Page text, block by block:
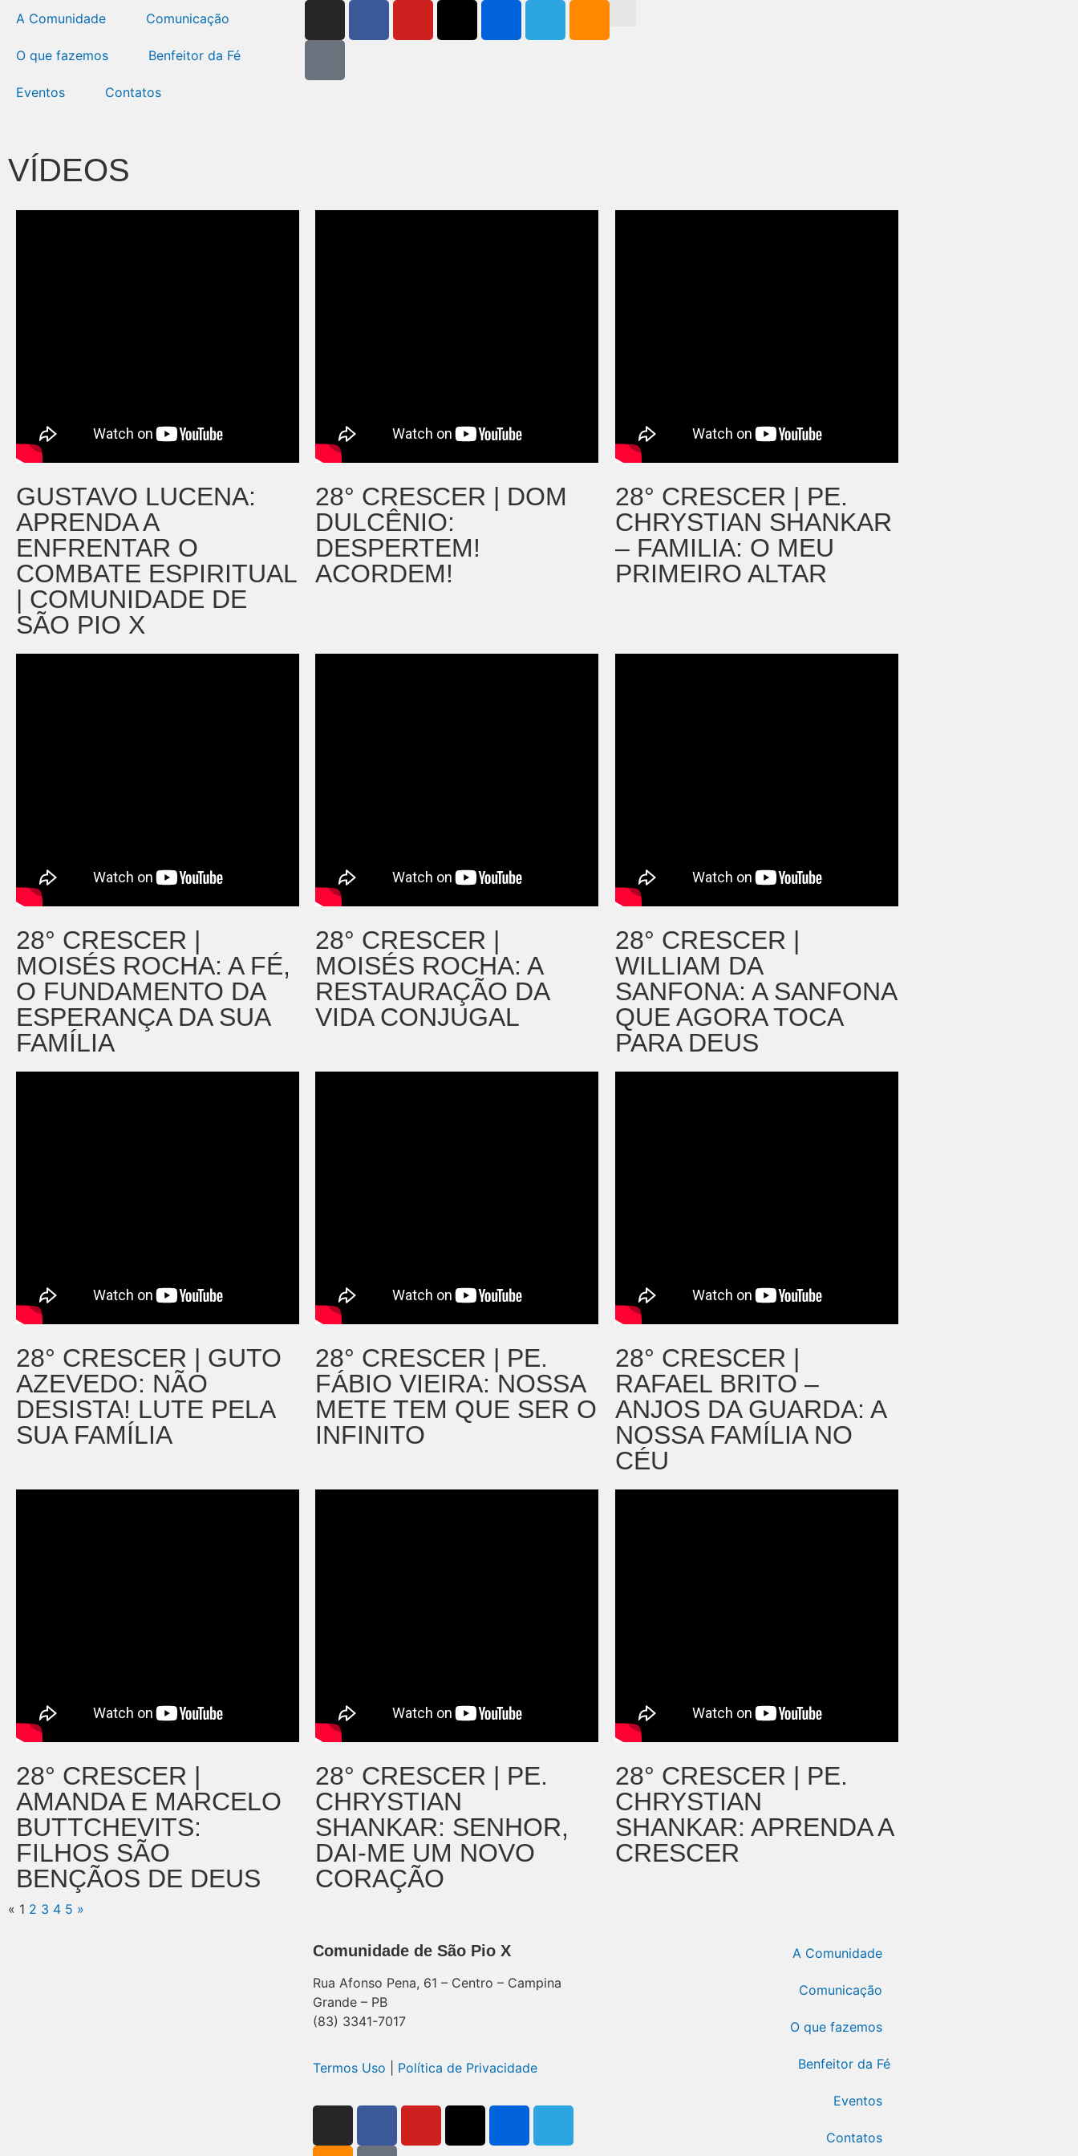
A Comunidade Comunicação
O que fazemos Benfeitor da Fé
Eventos Contatos
VÍDEOS
GUSTAVO LUCENA:
APRENDA A
ENFRENTAR O
COMBATE ESPIRITUAL
| COMUNIDADE DE
SÃO PIO X
28° CRESCER | DOM
DULCÊNIO:
DESPERTEM!
ACORDEM!
28° CRESCER | PE.
CHRYSTIAN SHANKAR
– FAMILIA: O MEU
PRIMEIRO ALTAR
28° CRESCER |
MOISÉS ROCHA: A FÉ,
O FUNDAMENTO DA
ESPERANÇA DA SUA
FAMÍLIA
28° CRESCER |
MOISÉS ROCHA: A
RESTAURAÇÃO DA
VIDA CONJUGAL
28° CRESCER |
WILLIAM DA
SANFONA: A SANFONA
QUE AGORA TOCA
PARA DEUS
28° CRESCER | GUTO
AZEVEDO: NÃO
DESISTA! LUTE PELA
SUA FAMÍLIA
28° CRESCER | PE.
FÁBIO VIEIRA: NOSSA
METE TEM QUE SER O
INFINITO
28° CRESCER |
RAFAEL BRITO –
ANJOS DA GUARDA: A
NOSSA FAMÍLIA NO
CÉU
28° CRESCER |
AMANDA E MARCELO
BUTTCHEVITS:
FILHOS SÃO
BENÇÃOS DE DEUS
28° CRESCER | PE.
CHRYSTIAN
SHANKAR: SENHOR,
DAI-ME UM NOVO
CORAÇÃO
28° CRESCER | PE.
CHRYSTIAN
SHANKAR: APRENDA A
CRESCER
« 1 2 3 4 5 »
Comunidade de São Pio X
Rua Afonso Pena, 61 – Centro – Campina
Grande – PB
(83) 3341-7017
Termos Uso Política de Privacidade
A Comunidade
Comunicação
O que fazemos
Benfeitor da Fé
Eventos
Contatos